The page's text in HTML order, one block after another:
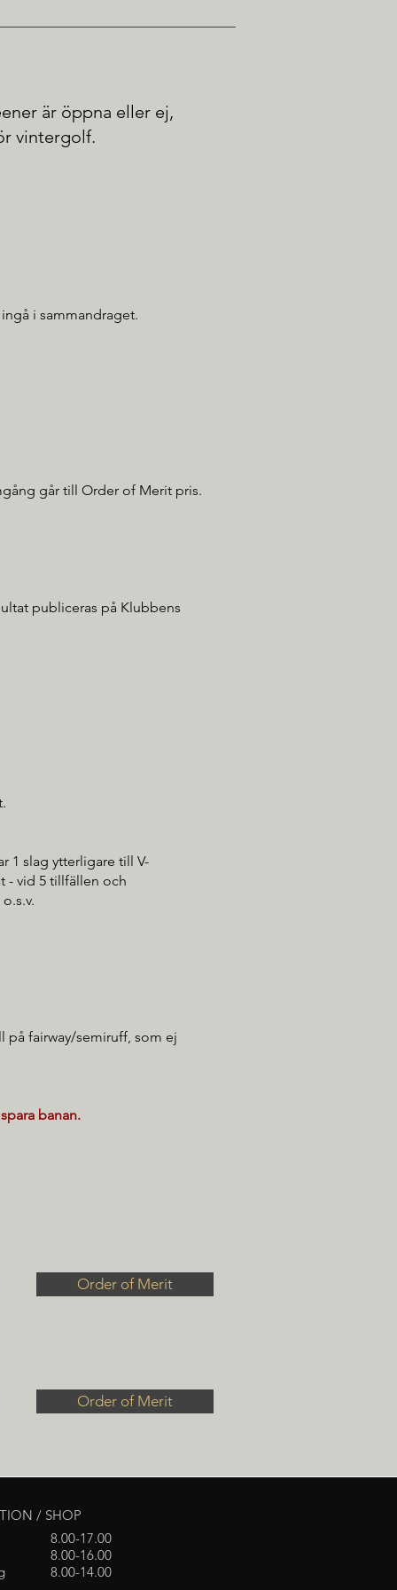
är öppna eller ej,
vintergolf.
i sammandraget.
går till Order of Merit pris.
publiceras på Klubbens
1 slag ytterligare till V-
- vid 5 tillfällen och
på fairway/semiruff, som ej
banan.
Order of Merit
Order of Merit
/ SHOP
8.00-17.00
8.00-16.00
8.00-14.00